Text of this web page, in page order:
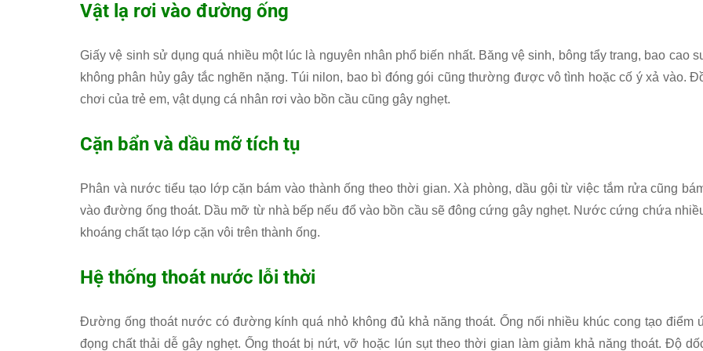
Vật lạ rơi vào đường ống
Giấy vệ sinh sử dụng quá nhiều một lúc là nguyên nhân phổ biến nhất. Băng vệ sinh, bông tẩy trang, bao cao
không phân hủy gây tắc nghẽn nặng. Túi nilon, bao bì đóng gói cũng thường được vô tình hoặc cố ý xả vào.
chơi của trẻ em, vật dụng cá nhân rơi vào bồn cầu cũng gây nghẹt.
Cặn bẩn và dầu mỡ tích tụ
Phân và nước tiểu tạo lớp cặn bám vào thành ống theo thời gian. Xà phòng, dầu gội từ việc tắm rửa cũng
vào đường ống thoát. Dầu mỡ từ nhà bếp nếu đổ vào bồn cầu sẽ đông cứng gây nghẹt. Nước cứng chứa
khoáng chất tạo lớp cặn vôi trên thành ống.
Hệ thống thoát nước lỗi thời
Đường ống thoát nước có đường kính quá nhỏ không đủ khả năng thoát. Ống nối nhiều khúc cong tạo điểm
đọng chất thải dễ gây nghẹt. Ống thoát bị nứt, vỡ hoặc lún sụt theo thời gian làm giảm khả năng thoát. Độ